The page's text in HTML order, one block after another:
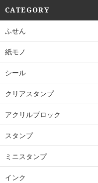
CATEGORY
ふせん
紙モノ
シール
クリアスタンプ
アクリルブロック
スタンプ
ミニスタンプ
インク